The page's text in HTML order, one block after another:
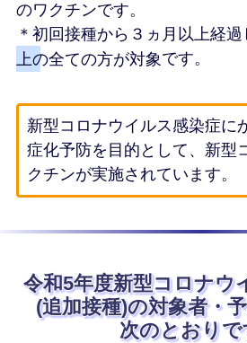
のワクチンです。
＊初回接種から３ヵ月以上経過
上の全ての方が対象 です。
新型コロナウイルス感染症に
症化予防を目的として、新型
クチンが実施されています。
令和5年度新型コロナウ
(追加接種)の対象者・
次のとおりで